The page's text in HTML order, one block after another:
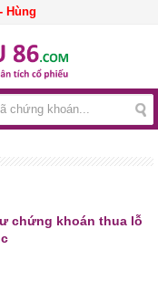
Hùng
chứng khoán thua lỗ